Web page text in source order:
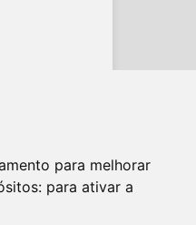
para melhorar
para ativar a